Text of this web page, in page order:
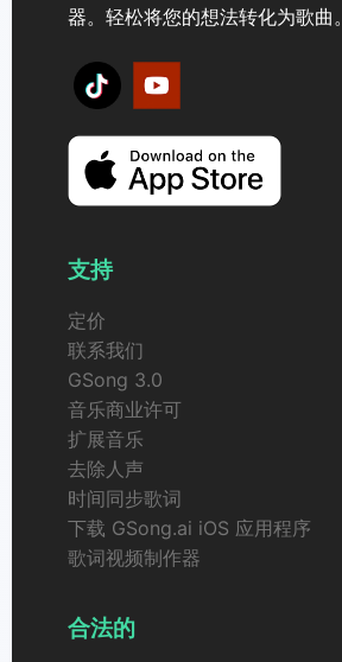
器。轻松将您的想法转化为歌曲。
支持
定价
联系我们
GSong 3.0
音乐商业许可
扩展音乐
去除人声
时间同步歌词
下载 GSong.ai iOS 应用程序
歌词视频制作器
合法的